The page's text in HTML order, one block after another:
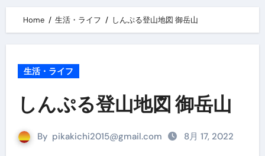
Home 生活・ライフ しんぷる登山地図 御岳山
生活・ライフ
しんぷる登山地図 御岳山
By pikakichi2015@gmail.com 8月 17, 2022